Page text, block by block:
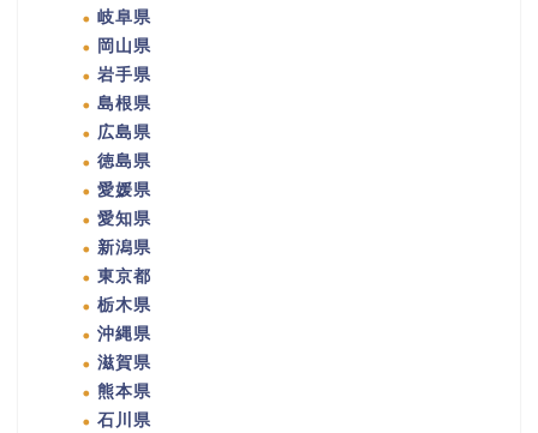
岐阜県
岡山県
岩手県
島根県
広島県
徳島県
愛媛県
愛知県
新潟県
東京都
栃木県
沖縄県
滋賀県
熊本県
石川県